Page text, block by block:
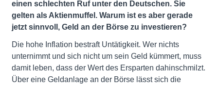
einen schlechten Ruf unter den Deutschen. Sie
gelten als Aktienmuffel. Warum ist es aber gerade
jetzt sinnvoll, Geld an der Börse zu investieren?
Die hohe Inflation bestraft Untätigkeit. Wer nichts
unternimmt und sich nicht um sein Geld kümmert, muss
damit leben, dass der Wert des Ersparten dahinschmilzt.
Über eine Geldanlage an der Börse lässt sich die